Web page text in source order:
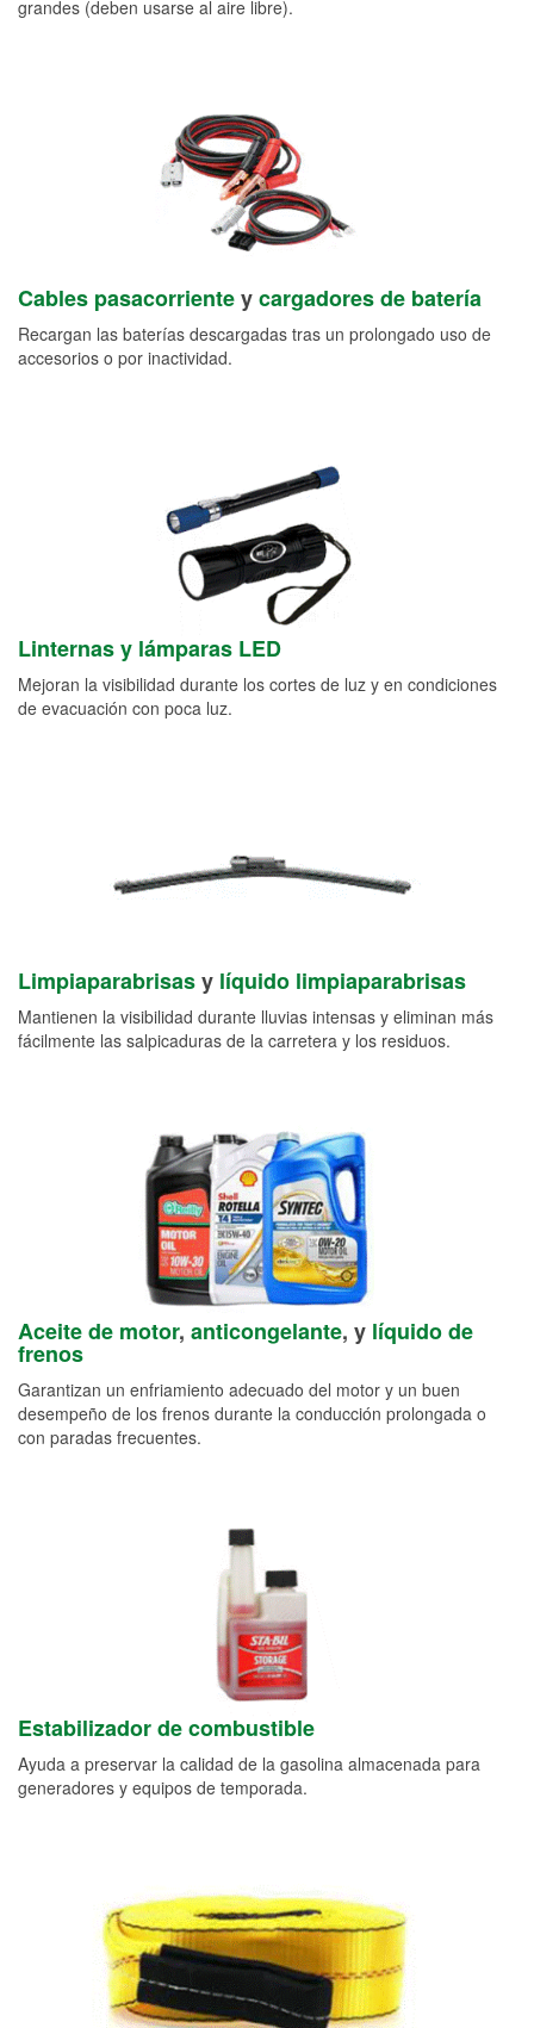
grandes (deben usarse al aire libre).
Cables pasacorrienteycargadores de batería
Recargan las baterías descargadas tras un prolongado uso de
accesorios o por inactividad.
Linternas y lámparas LED
Mejoran la visibilidad durante los cortes de luz y en condiciones
de evacuación con poca luz.
Limpiaparabrisasy líquido limpiaparabrisas
Mantienen la visibilidad durante lluvias intensas y eliminan más
fácilmente las salpicaduras de la carretera y los residuos.
Aceite de motor, anticongelante, y líquido de
frenos
Garantizan un enfriamiento adecuado del motor y un buen
desempeño de los frenos durante la conducción prolongada o
con paradas frecuentes.
Estabilizador de combustible
Ayuda a preservar la calidad de la gasolina almacenada para
generadores y equipos de temporada.